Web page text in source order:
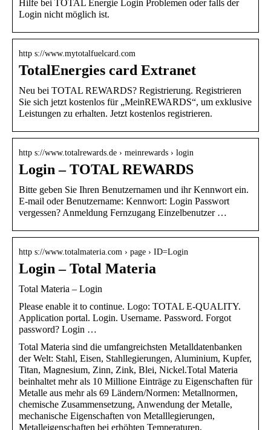
Hilfe bei TOTAL Energie Login Problemen oder falls der
Login nicht möglich ist.
http s://www.mytotalfuelcard.com
TotalEnergies card Extranet
Neu bei TOTAL REWARDS? Registrierung. Registrieren
Sie sich jetzt kostenlos für „MeinREWARDS“, um exklusive
Leistungen zu erhalten. Jetzt kostenlos registrieren.
http s://www.totalrewards.de › meinrewards › login
Login – TOTAL REWARDS
Bitte geben Sie Ihren Benutzernamen und ihr Kennwort ein.
E-mail oder Benutzername: Kennwort: Login Passwort
vergessen? Anmeldung Fernzugang Einzelbenutzer …
http s://www.totalmateria.com › page › ID=Login
Login – Total Materia
Total Materia – Login
Please enable it to continue. Logo: TOTAL E-QUALITY.
Application portal. Login. Username. Password. Forgot
password? Login …
Total Materia sind die umfangreichsten Metalldatenbanken
der Welt: Stahl, Eisen, Stahllegierungen, Aluminium, Kupfer,
Titan, Magnesium, Zinn, Zink, Blei, Nickel.Total Materia
beinhaltet mehr als 10 Millione Einträge zu Eigenschaften für
Metalle aus mehr als 69 Ländern/Normen: Metallnormen,
chemische Zusammensetzung, Anwendung der Metalle,
mechanische Eigenschaften von Metalllegierungen,
Metalleigenschaften bei erhöhten Temperaturen,